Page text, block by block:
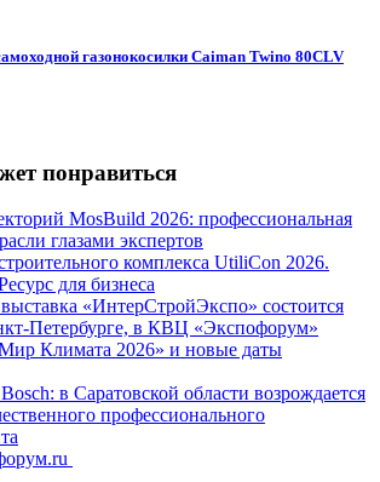
газонокосилки Caiman Twino 80CLV
понравиться
MosBuild 2026: профессиональная
глазами экспертов
комплекса UtiliCon 2026.
для бизнеса
выставка «ИнтерСтройЭкспо» состоится
Петербурге, в КВЦ «Экспофорум»
Климата 2026» и новые даты
в Саратовской области возрождается
профессионального